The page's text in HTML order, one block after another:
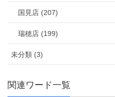
国見店 (207)
瑞穂店 (199)
未分類 (3)
関連ワード一覧